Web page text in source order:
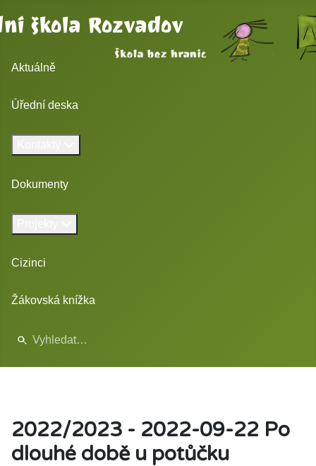
škola Rozvadov
Aktuálně
Úřední deska
Dokumenty
Cizinci
Žákovská knížka
2022/2023 - 2022-09-22 Po
dlouhé době u potůčku